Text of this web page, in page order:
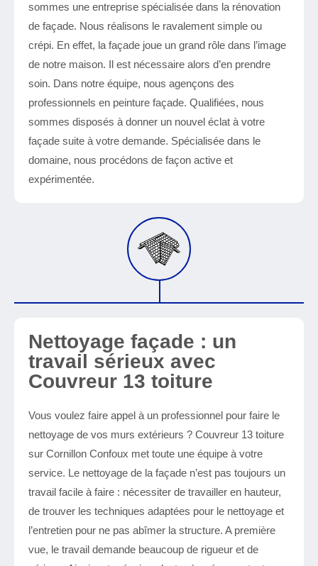
sommes une entreprise spécialisée dans la rénovation
de façade. Nous réalisons le ravalement simple ou
crépi. En effet, la façade joue un grand rôle dans l’image
de notre maison. Il est nécessaire alors d’en prendre
soin. Dans notre équipe, nous agençons des
professionnels en peinture façade. Qualifiées, nous
sommes disposés à donner un nouvel éclat à votre
façade suite à votre demande. Spécialisée dans le
domaine, nous procédons de façon active et
expérimentée.
Nettoyage façade : un
travail sérieux avec
Couvreur 13 toiture
Vous voulez faire appel à un professionnel pour faire le
nettoyage de vos murs extérieurs ? Couvreur 13 toiture
sur Cornillon Confoux met toute une équipe à votre
service. Le nettoyage de la façade n’est pas toujours un
travail facile à faire : nécessiter de travailler en hauteur,
de trouver les techniques adaptées pour le nettoyage et
l’entretien pour ne pas abîmer la structure. A première
vue, le travail demande beaucoup de rigueur et de